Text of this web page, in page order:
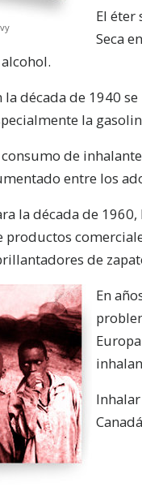
El éter
Seca
la década de 1940
la
consumo de
entre los
la década de
productos
de
En